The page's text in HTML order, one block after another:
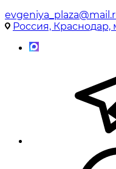
Россия, Краснодар,